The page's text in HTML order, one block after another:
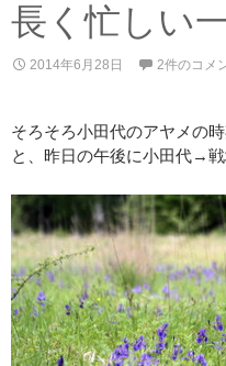
長く忙しい
2014年6月28日 2件のコメ
そろそろ小田代のアヤメの時
と、昨日の午後に小田代→戦